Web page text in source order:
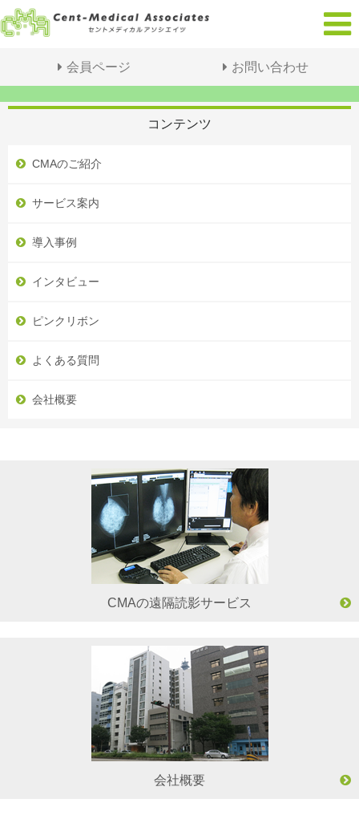
会員ページ お問い合わせ
コンテンツ
CMAのご紹介
サービス案内
導入事例
インタビュー
ピンクリボン
よくある質問
会社概要
CMAの遠隔読影サービス
会社概要